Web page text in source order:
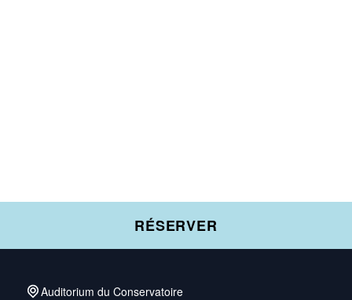
RÉSERVER
Auditorium du Conservatoire